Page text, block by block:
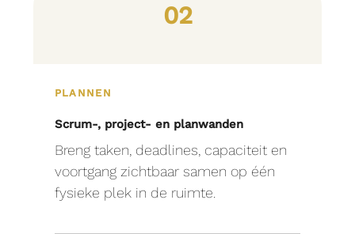
02
PLANNEN
Scrum-, project- en planwanden
Breng taken, deadlines, capaciteit en
voortgang zichtbaar samen op één
fysieke plek in de ruimte.